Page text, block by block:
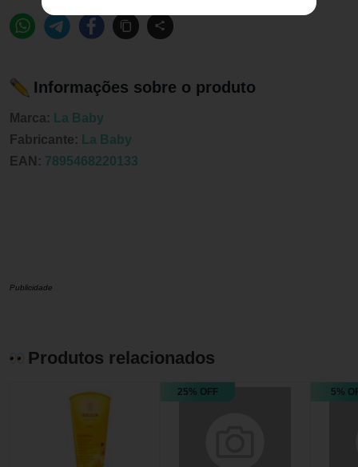
Informações sobre o produto
Marca: La Baby
Fabricante: La Baby
EAN: 7895468220133
Publicidade
Produtos relacionados
25% OFF 5%